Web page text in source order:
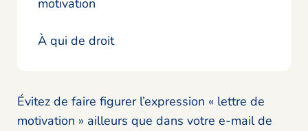
motivation
À qui de droit
Évitez de faire figurer l’expression « lettre de
motivation » ailleurs que dans votre e-mail de